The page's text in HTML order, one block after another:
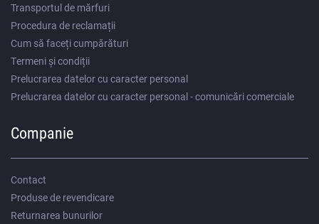
Transportul de mărfuri
Procedura de reclamații
Cum să faceți cumpărături
Termeni și condiții
Prelucrarea datelor cu caracter personal
Prelucrarea datelor cu caracter personal - comunicări comerciale
Companie
Contact
Produse de revendicare
Returnarea bunurilor